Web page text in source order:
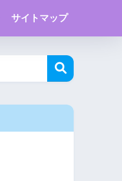
サイトマップ